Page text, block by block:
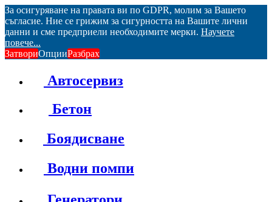
За осигуряване на правата ви по GDPR, молим за Вашето
съгласие. Ние се грижим за сигурността на Вашите лични
данни и сме предприели необходимите мерки. Научете
повече...
ЗатвориОпцииРазбрах
Автосервиз
Бетон
Боядисване
Водни помпи